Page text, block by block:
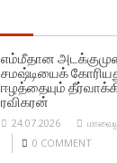
எம்மீதான
சமஷ்டியைக்
ஈழத்தையும்
ரவிகரன்
24.07.2026
0 COMMENT